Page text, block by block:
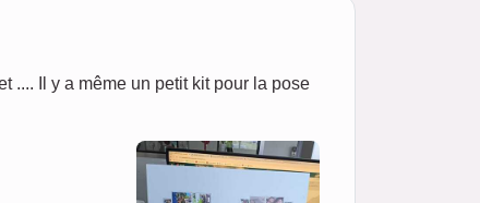
.... Il y a même un petit kit pour la pose